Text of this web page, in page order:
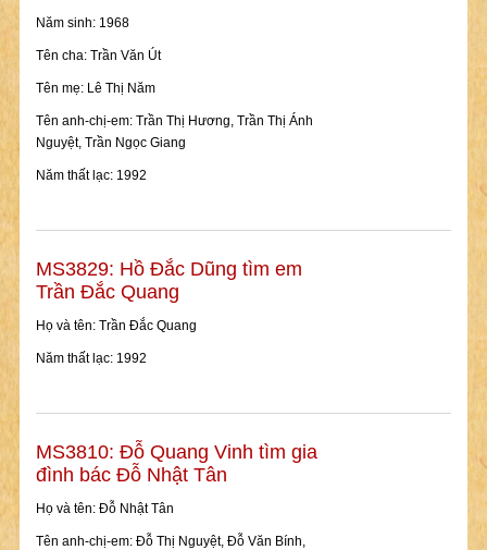
Năm sinh: 1968
Tên cha: Trần Văn Út
Tên mẹ: Lê Thị Năm
Tên anh-chị-em: Trần Thị Hương, Trần Thị Ánh
Nguyệt, Trần Ngọc Giang
Năm thất lạc: 1992
MS3829: Hồ Đắc Dũng tìm em
Trần Đắc Quang
Họ và tên: Trần Đắc Quang
Năm thất lạc: 1992
MS3810: Đỗ Quang Vinh tìm gia
đình bác Đỗ Nhật Tân
Họ và tên: Đỗ Nhật Tân
Tên anh-chị-em: Đỗ Thị Nguyệt, Đỗ Văn Bính,